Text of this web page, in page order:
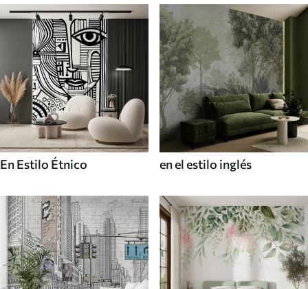
En Estilo Étnico en el estilo inglés